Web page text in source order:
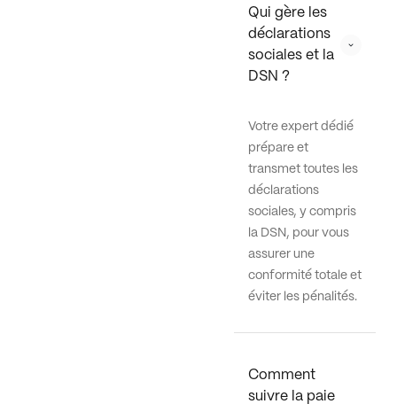
Qui gère les
déclarations
sociales et la
DSN ?
Votre expert dédié
prépare et
transmet toutes les
déclarations
sociales, y compris
la DSN, pour vous
assurer une
conformité totale et
éviter les pénalités.
Comment
suivre la paie